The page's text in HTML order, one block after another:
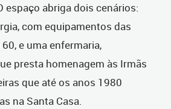
espaço abriga dois cenários:
com equipamentos das
e uma enfermaria,
presta homenagem às Irmãs
que até os anos 1980
na Santa Casa.